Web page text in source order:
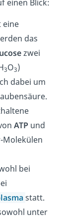
einen Blick:
eine
das
zwei
3O3)
dabei um
ATP und
Molekülen
bei
statt.
unter